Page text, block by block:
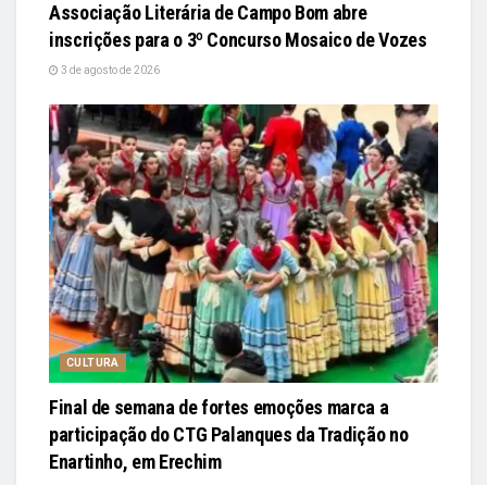
Associação Literária de Campo Bom abre
inscrições para o 3º Concurso Mosaico de Vozes
3 de agosto de 2026
CULTURA
Final de semana de fortes emoções marca a
participação do CTG Palanques da Tradição no
Enartinho, em Erechim